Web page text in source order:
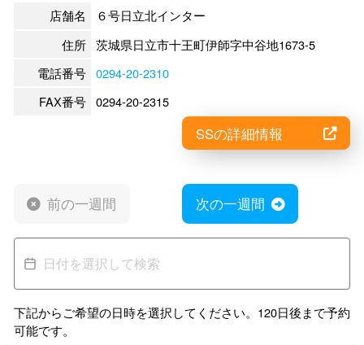
店舗名
６号日立北インター
住所 茨城県日立市十王町伊師字中谷地1673-5
電話番号 0294-20-2310
FAX番号 0294-20-2315
SSの詳細情報
前の一週間 次の一週間
下記からご希望の日時を選択してください。120日後まで予約
可能です。